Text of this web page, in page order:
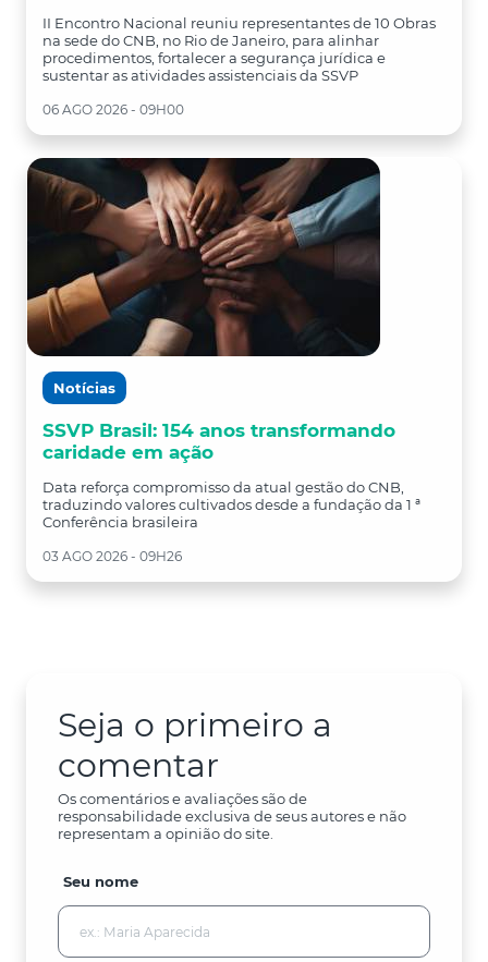
II Encontro Nacional reuniu representantes de 10 Obras
na sede do CNB, no Rio de Janeiro, para alinhar
procedimentos, fortalecer a segurança jurídica e
sustentar as atividades assistenciais da SSVP
06 AGO 2026 - 09H00
Notícias
SSVP Brasil: 154 anos transformando
caridade em ação
Data reforça compromisso da atual gestão do CNB,
traduzindo valores cultivados desde a fundação da 1 ª
Conferência brasileira
03 AGO 2026 - 09H26
Seja o primeiro a
comentar
Os comentários e avaliações são de
responsabilidade exclusiva de seus autores e não
representam a opinião do site.
Seu nome